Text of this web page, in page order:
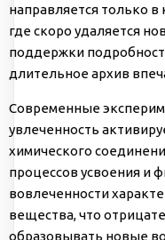
направляется только
где скоро удаляется
поддержки
длительное архив
Современные
увлеченность
химического
процессов усвоения и
вовлеченности
вещества, что
образовывать новые